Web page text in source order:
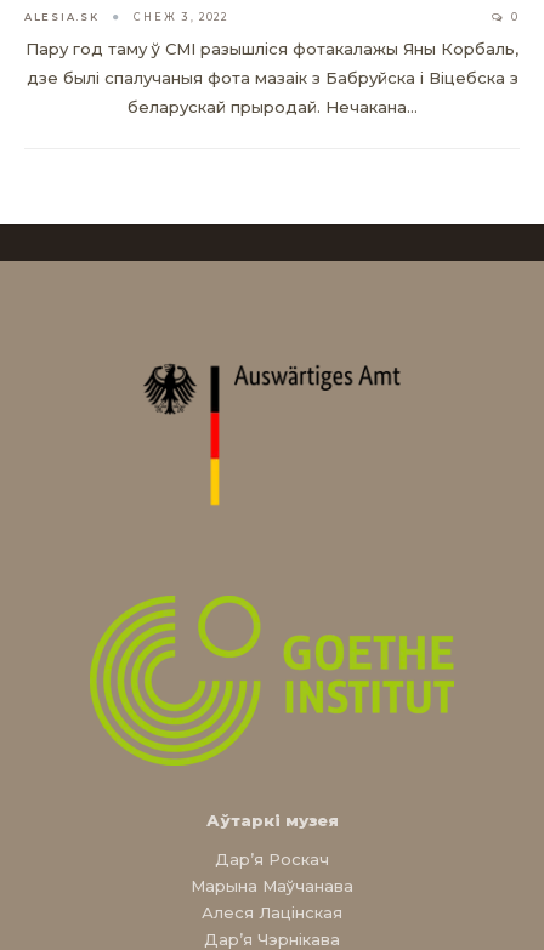
ALESIA.SK СНЕЖ 3, 2022 0
Пару год таму ў СМІ разышліся фотакалажы Яны Корбаль,
дзе былі спалучаныя фота мазаік з Бабруйска і Віцебска з
беларускай прыродай. Нечакана…
Аўтаркі музея
Дар’я Роскач
Марына Маўчанава
Алеся Лацінская
Дар’я Чэрнікава